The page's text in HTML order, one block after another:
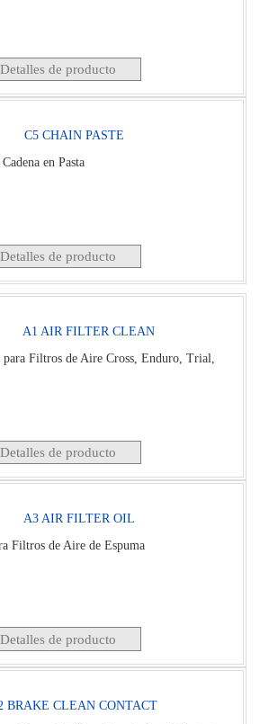
Detalles de producto
C5 CHAIN PASTE
en Pasta
Detalles de producto
A1 AIR FILTER CLEAN
Filtros de Aire Cross, Enduro, Trial,
Detalles de producto
A3 AIR FILTER OIL
Filtros de Aire de Espuma
Detalles de producto
BRAKE CLEAN CONTACT